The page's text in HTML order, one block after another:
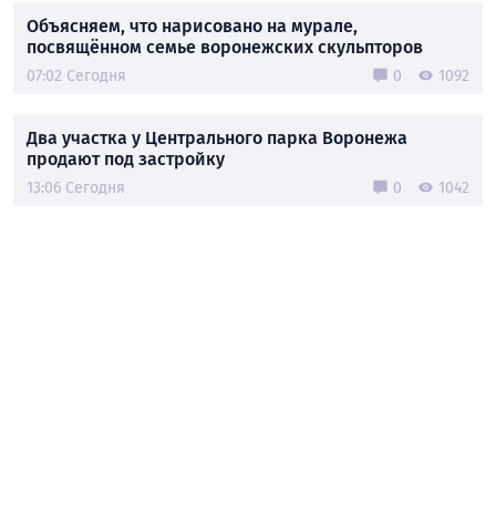
Объясняем, что нарисовано на мурале,
посвящённом семье воронежских скульпторов
07:02 Сегодня 0 1092
Два участка у Центрального парка Воронежа
продают под застройку
13:06 Сегодня 0 1042